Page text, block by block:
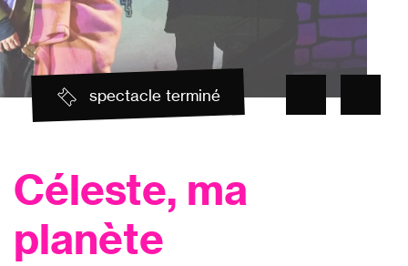
spectacle terminé
Céleste, ma
planète